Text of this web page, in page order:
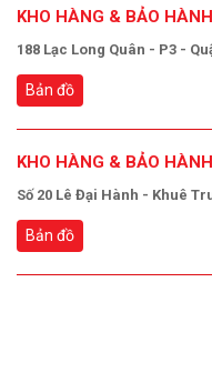
KHO HÀNG & BẢO
188 Lạc Long Quân - P3 -
Bản đồ
KHO HÀNG & BẢO
Số 20 Lê Đại Hành - Khuê
Bản đồ